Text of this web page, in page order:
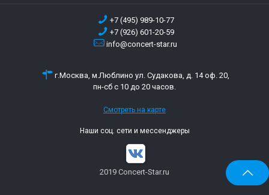
+7 (495) 989-10-77
+7 (926) 601-20-59
info@concert-star.ru
г.Москва, м.Люблино ул. Судакова, д. 14 оф. 20,
пн-сб с 10 до 20 часов.
Смотреть на карте
Наши соц. сети и мессенджеры
2019 Concert-Star.ru